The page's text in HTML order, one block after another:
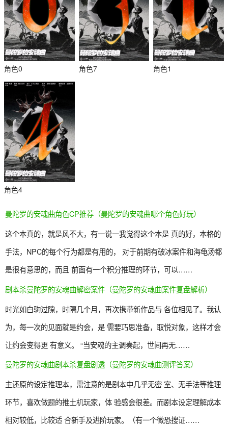
杀
角色0 角色7 角色1
角色4
曼陀罗的安魂曲角色CP推荐（曼陀罗的安魂曲哪个角色好玩）
这个本真的，就是风不大，有一说一我觉得这个本是 真的好，本格的
手法，NPC的每个行为都是有用的， 对于前期有破冰案件和海龟汤都
是很有意思的，而且 前面有一个积分推理的环节，可以……
剧本杀曼陀罗的安魂曲解密案件（曼陀罗的安魂曲案件复盘解析）
时光如白驹过隙，时隔几个月，再次携带新作品与 各位相见了。我认
为，每一次的见面就是约会，是 需要巧思准备，取悦对象，这样才会
让约会变得更 有意义。 “当安魂的主调奏起，世间再无……
曼陀罗的安魂曲剧本杀复盘剧透（曼陀罗的安魂曲测评答案）
主还原的设定推理本，需注意的是剧本中几乎无密 室、无手法等推理
环节，喜欢做题的推土机玩家，体 验感会很差。而剧本设定理解成本
相对较低，比较适 合新手及进阶玩家。（有一个微恐搜证……